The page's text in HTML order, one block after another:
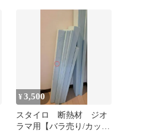
¥3,500
スタイロ 断熱材 ジオ
ラマ用【バラ売り/カット